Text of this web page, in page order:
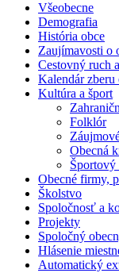
Všeobecne
Demografia
História obce
Zaujímavosti o
Cestovný ruch
Kalendár zberu
Kultúra a šport
Folklór
Obecná
Obecné firmy,
Školstvo
Spoločnosť a
Projekty
Spoločný
Hlásenie
Automatický